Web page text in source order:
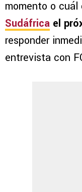
momento o cuál
Sudáfrica el
responder
entrevista con